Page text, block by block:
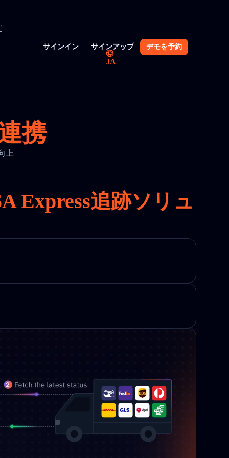
サインイン サインアップ デモを予約
JA
携
上
Express追跡ソリュ